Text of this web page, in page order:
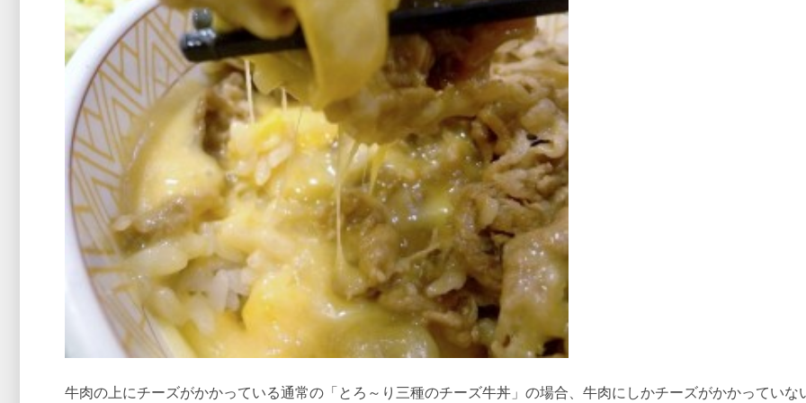
牛肉の上にチーズがかかっている通常の「とろ～り三種のチーズ牛丼」の場合、牛肉にしかチーズがかかっていな